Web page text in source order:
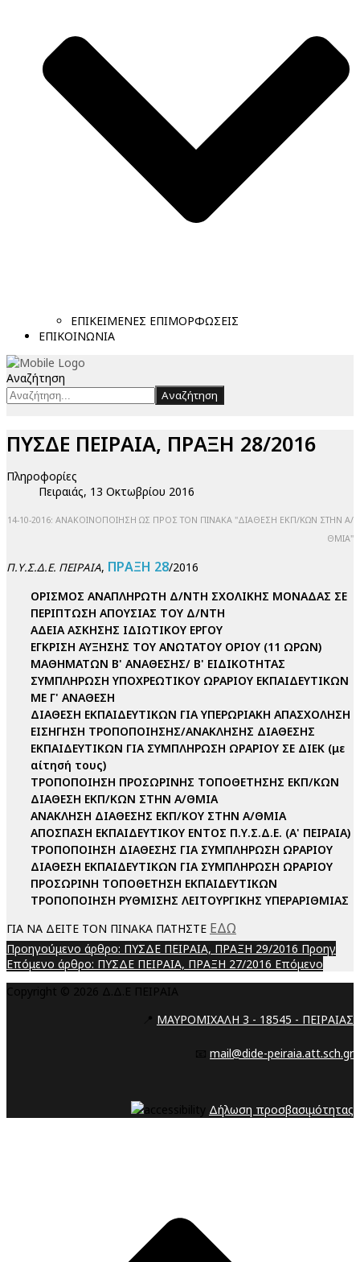
ΕΠΙΚΕΙΜΕΝΕΣ ΕΠΙΜΟΡΦΩΣΕΙΣ
ΕΠΙΚΟΙΝΩΝΙΑ
Αναζήτηση
Αναζήτηση
ΠΥΣΔΕ ΠΕΙΡΑΙΑ, ΠΡΑΞΗ 28/2016
Πληροφορίες
Πειραιάς, 13 Οκτωβρίου 2016
14-10-2016: ΑΝΑΚΟΙΝΟΠΟΙΗΣΗ ΩΣ ΠΡΟΣ ΤΟΝ ΠΙΝΑΚΑ "ΔΙΑΘΕΣΗ ΕΚΠ/ΚΩΝ ΣΤΗΝ Α/
ΘΜΙΑ"
Π.Υ.Σ.Δ.Ε. ΠΕΙΡΑΙΑ, ΠΡΑΞΗ 28/2016
ΟΡΙΣΜΟΣ ΑΝΑΠΛΗΡΩΤΗ Δ/ΝΤΗ ΣΧΟΛΙΚΗΣ ΜΟΝΑΔΑΣ ΣΕ
ΠΕΡΙΠΤΩΣΗ ΑΠΟΥΣΙΑΣ ΤΟΥ Δ/ΝΤΗ
ΑΔΕΙΑ ΑΣΚΗΣΗΣ ΙΔΙΩΤΙΚΟΥ ΕΡΓΟΥ
ΕΓΚΡΙΣΗ ΑΥΞΗΣΗΣ ΤΟΥ ΑΝΩΤΑΤΟΥ ΟΡΙΟΥ (11 ΩΡΩΝ)
ΜΑΘΗΜΑΤΩΝ Β' ΑΝΑΘΕΣΗΣ/ Β' ΕΙΔΙΚΟΤΗΤΑΣ
ΣΥΜΠΛΗΡΩΣΗ ΥΠΟΧΡΕΩΤΙΚΟΥ ΩΡΑΡΙΟΥ ΕΚΠΑΙΔΕΥΤΙΚΩΝ
ΜΕ Γ' ΑΝΑΘΕΣΗ
ΔΙΑΘΕΣΗ ΕΚΠΑΙΔΕΥΤΙΚΩΝ ΓΙΑ ΥΠΕΡΩΡΙΑΚΗ ΑΠΑΣΧΟΛΗΣΗ
ΕΙΣΗΓΗΣΗ ΤΡΟΠΟΠΟΙΗΣΗΣ/ΑΝΑΚΛΗΣΗΣ ΔΙΑΘΕΣΗΣ
ΕΚΠΑΙΔΕΥΤΙΚΩΝ ΓΙΑ ΣΥΜΠΛΗΡΩΣΗ ΩΡΑΡΙΟΥ ΣΕ ΔΙΕΚ (με
αίτησή τους)
ΤΡΟΠΟΠΟΙΗΣΗ ΠΡΟΣΩΡΙΝΗΣ ΤΟΠΟΘΕΤΗΣΗΣ ΕΚΠ/ΚΩΝ
ΔΙΑΘΕΣΗ ΕΚΠ/ΚΩΝ ΣΤΗΝ Α/ΘΜΙΑ
ΑΝΑΚΛΗΣΗ ΔΙΑΘΕΣΗΣ ΕΚΠ/ΚΟΥ ΣΤΗΝ Α/ΘΜΙΑ
ΑΠΟΣΠΑΣΗ ΕΚΠΑΙΔΕΥΤΙΚΟΥ ΕΝΤΟΣ Π.Υ.Σ.Δ.Ε. (Α' ΠΕΙΡΑΙΑ)
ΤΡΟΠΟΠΟΙΗΣΗ ΔΙΑΘΕΣΗΣ ΓΙΑ ΣΥΜΠΛΗΡΩΣΗ ΩΡΑΡΙΟΥ
ΔΙΑΘΕΣΗ ΕΚΠΑΙΔΕΥΤΙΚΩΝ ΓΙΑ ΣΥΜΠΛΗΡΩΣΗ ΩΡΑΡΙΟΥ
ΠΡΟΣΩΡΙΝΗ ΤΟΠΟΘΕΤΗΣΗ ΕΚΠΑΙΔΕΥΤΙΚΩΝ
ΤΡΟΠΟΠΟΙΗΣΗ ΡΥΘΜΙΣΗΣ ΛΕΙΤΟΥΡΓΙΚΗΣ ΥΠΕΡΑΡΙΘΜΙΑΣ
ΓΙΑ ΝΑ ΔΕΙΤΕ ΤΟΝ ΠΙΝΑΚΑ ΠΑΤΗΣΤΕ ΕΔΩ
Προηγούμενο άρθρο: ΠΥΣΔΕ ΠΕΙΡΑΙΑ, ΠΡΑΞΗ 29/2016 Προηγ
Επόμενο άρθρο: ΠΥΣΔΕ ΠΕΙΡΑΙΑ, ΠΡΑΞΗ 27/2016 Επόμενο
Copyright © 2026 Δ.Δ.Ε ΠΕΙΡΑΙΑ
📍 ΜΑΥΡΟΜΙΧΑΛΗ 3 - 18545 - ΠΕΙΡΑΙΑΣ
📧 mail@dide-peiraia.att.sch.gr
Δήλωση προσβασιμότητας